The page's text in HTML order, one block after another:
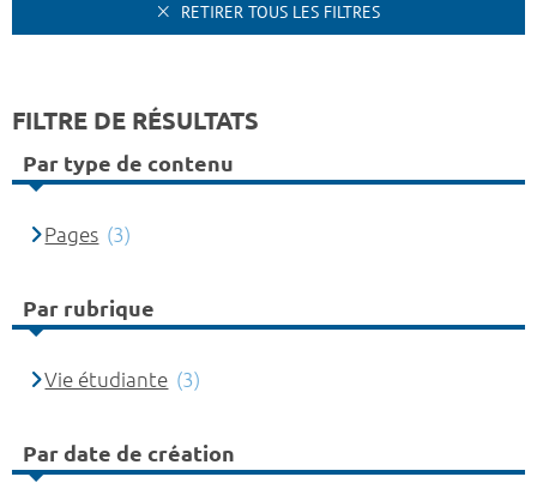
RETIRER TOUS LES FILTRES
FILTRE DE RÉSULTATS
Par type de contenu
Pages (3)
Par rubrique
Vie étudiante (3)
Par date de création